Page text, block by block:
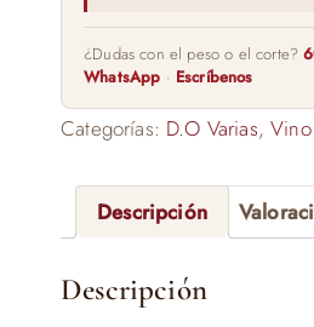
¿Dudas con el peso o el corte?
WhatsApp · Escríbenos
Categorías: D.O Varias,
Descripción
Descripción